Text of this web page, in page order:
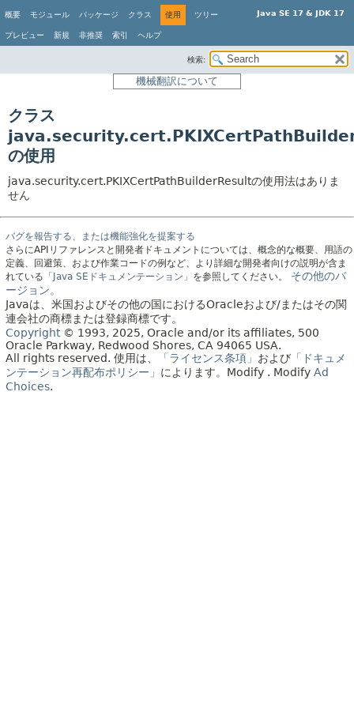
Java SE 17 & JDK 17
概要 モジュール パッケージ クラス 使用 ツリー
プレビュー 新規 非推奨 索引 ヘルプ
検索:
機械翻訳について
クラス
の使用
java.security.cert.PKIXCertPathBuilderResultの使用法はありま
せん
バグを報告する、または機能強化を提案する
さらにAPIリファレンスと開発者ドキュメントについては、概念的な概要、用語の
定義、回避策、および作業コードの例など、より詳細な開発者向けの説明が含ま
れている 「Java SEドキュメンテーション」 を参照してください。
その他のバ
ージョン。
Javaは、米国およびその他の国におけるOracleおよび/またはその関
連会社の商標または登録商標です。
Copyright© 1993, 2025, Oracle and/or its affiliates, 500
Oracle Parkway, Redwood Shores, CA 94065 USA.
All rights reserved. 使用は、 「ライセンス条項」 および 「ドキュメ
ンテーション再配布ポリシー」 によります。 Modify . Modify Ad
Choices.